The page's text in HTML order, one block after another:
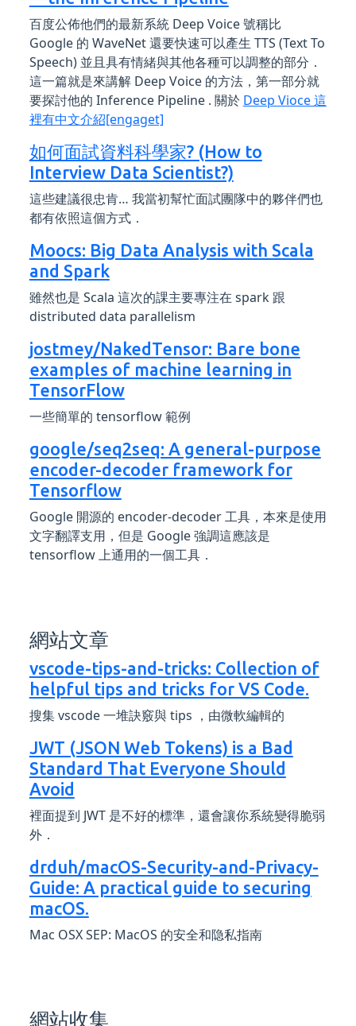
百度公佈他們的最新系統 Deep Voice 號稱比
Google 的 WaveNet 還要快速可以產生 TTS (Text To
Speech) 並且具有情緒與其他各種可以調整的部分．
這一篇就是來講解 Deep Voice 的方法，第一部分就
要探討他的 Inference Pipeline . 關於 Deep Vioce 這
裡有中文介紹[engaget]
如何面試資料科學家? (How to
Interview Data Scientist?)
這些建議很忠肯… 我當初幫忙面試團隊中的夥伴們也
都有依照這個方式．
Moocs: Big Data Analysis with Scala
and Spark
雖然也是 Scala 這次的課主要專注在 spark 跟
distributed data parallelism
jostmey/NakedTensor: Bare bone
examples of machine learning in
TensorFlow
一些簡單的 tensorflow 範例
google/seq2seq: A general-purpose
encoder-decoder framework for
Tensorflow
Google 開源的 encoder-decoder 工具，本來是使用
文字翻譯支用，但是 Google 強調這應該是
tensorflow 上通用的一個工具．
網站文章
vscode-tips-and-tricks: Collection of
helpful tips and tricks for VS Code.
搜集 vscode 一堆訣竅與 tips ，由微軟編輯的
JWT (JSON Web Tokens) is a Bad
Standard That Everyone Should
Avoid
裡面提到 JWT 是不好的標準，還會讓你系統變得脆弱
外．
drduh/macOS-Security-and-Privacy-
Guide: A practical guide to securing
macOS.
Mac OSX SEP: MacOS 的安全和隐私指南
網站收集